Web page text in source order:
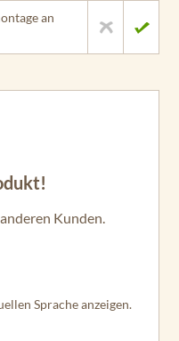
an
0 von 5 Sternen
Kunden.
Sprache anzeigen.